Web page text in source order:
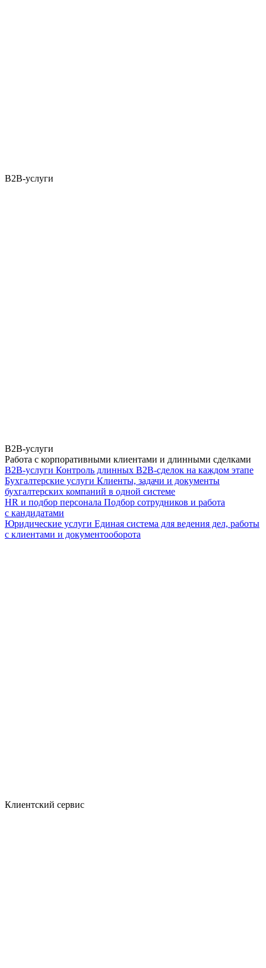
B2B-услуги
B2B-услуги
Работа с корпоративными клиентами и длинными сделками
B2B-услуги Контроль длинных B2B-сделок на каждом этапе
Бухгалтерские услуги Клиенты, задачи и документы
бухгалтерских компаний в одной системе
HR и подбор персонала Подбор сотрудников и работа
с кандидатами
Юридические услуги Единая система для ведения дел, работы
с клиентами и документооборота
Клиентский сервис